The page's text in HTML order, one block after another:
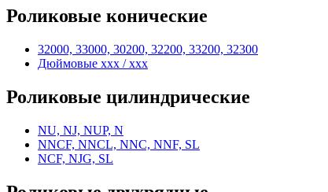
Роликовые конические
32000, 33000, 30200, 32200, 33200, 32300
Дюймовые xxx / xxx
Роликовые цилиндрические
NU, NJ, NUP, N
NNCF, NNCL, NNC, NNF, SL
NCF, NJG, SL